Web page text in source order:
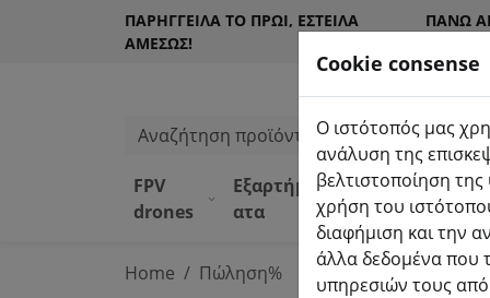
ΠΑΡΉΓΓΕΙΛΑ ΤΟ ΠΡΩΊ, ΈΣΤΕΙΛΑ
ΑΜΈΣΩΣ!
ΠΆΝΩ
Αναζήτηση προϊόντων
FPV
drones
Εξαρτήμ
ατα
Εξοπλισ
μός
α DJI
Home Πώληση%
Cookie consense
Ο ιστότοπός μας
ανάλυση της
βελτιστοποίηση
χρήση του
διαφήμιση και την
άλλα δεδομένα που
υπηρεσιών τους